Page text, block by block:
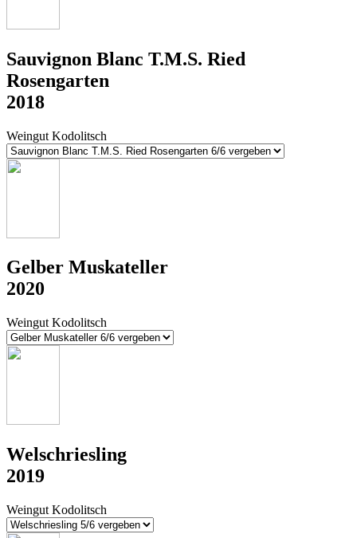
Sauvignon Blanc T.M.S. Ried
Rosengarten
2018
Weingut Kodolitsch
Gelber Muskateller
2020
Weingut Kodolitsch
Welschriesling
2019
Weingut Kodolitsch